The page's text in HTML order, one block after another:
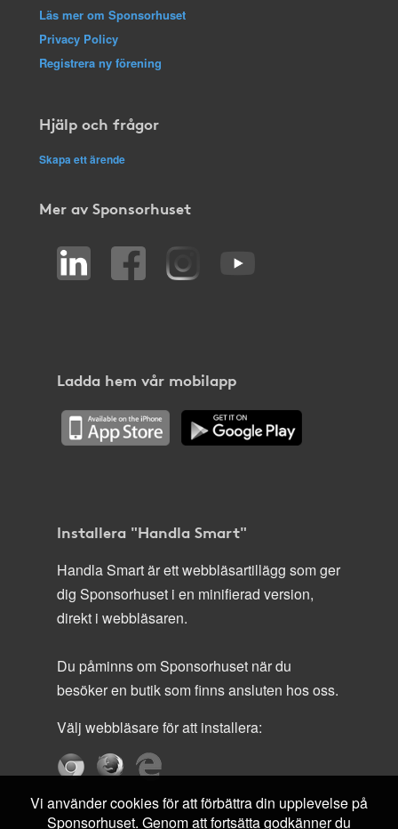
Läs mer om Sponsorhuset
Privacy Policy
Registrera ny förening
Hjälp och frågor
Skapa ett ärende
Mer av Sponsorhuset
Ladda hem vår mobilapp
Installera "Handla Smart"
Handla Smart är ett webbläsartillägg som ger
dig Sponsorhuset i en minifierad version,
direkt i webbläsaren.
Du påminns om Sponsorhuset när du
besöker en butik som finns ansluten hos oss.
Välj webbläsare för att installera:
Vi använder cookies för att förbättra din upplevelse på
Sponsorhuset. Genom att fortsätta godkänner du